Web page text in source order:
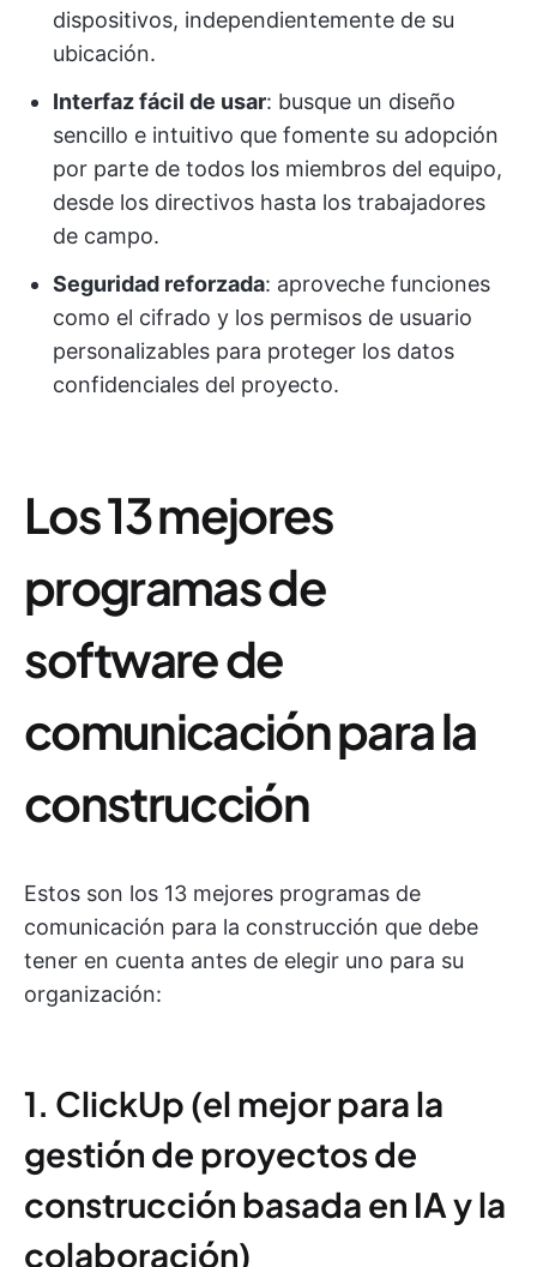
dispositivos, independientemente de su
ubicación.
Interfaz fácil de usar: busque un diseño
sencillo e intuitivo que fomente su adopción
por parte de todos los miembros del equipo,
desde los directivos hasta los trabajadores
de campo.
Seguridad reforzada: aproveche funciones
como el cifrado y los permisos de usuario
personalizables para proteger los datos
confidenciales del proyecto.
Los 13 mejores
programas de
software de
comunicación para la
construcción
Estos son los 13 mejores programas de
comunicación para la construcción que debe
tener en cuenta antes de elegir uno para su
organización:
1. ClickUp (el mejor para la
gestión de proyectos de
construcción basada en IA y la
colaboración)